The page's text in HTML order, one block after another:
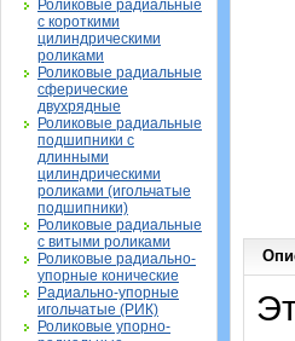
Роликовые радиальные
с короткими
цилиндрическими
роликами
Роликовые радиальные
сферические
двухрядные
Роликовые радиальные
подшипники с
длинными
цилиндрическими
роликами (игольчатые
подшипники)
Роликовые радиальные
с витыми роликами
Роликовые радиально-
упорные конические
Радиально-упорные
игольчатые (РИК)
Роликовые упорно-